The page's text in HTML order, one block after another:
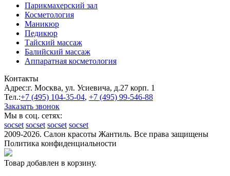
Парикмахерский зал
Косметология
Маникюр
Педикюр
Тайский массаж
Балийский массаж
Аппаратная косметология
Контакты
Адрес:г. Москва, ул. Усиевича, д.27 корп. 1
Тел.:+7 (495) 104-35-04, +7 (495) 99-546-88
Заказать звонок
Мы в соц. сетях:
socset socset socset socset
2009-2026. Салон красоты Жантиль. Все права защищены
Политика конфиденциальности
Товар добавлен в корзину.